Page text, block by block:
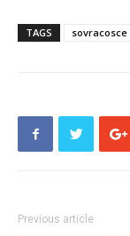
TAGS
Previous article